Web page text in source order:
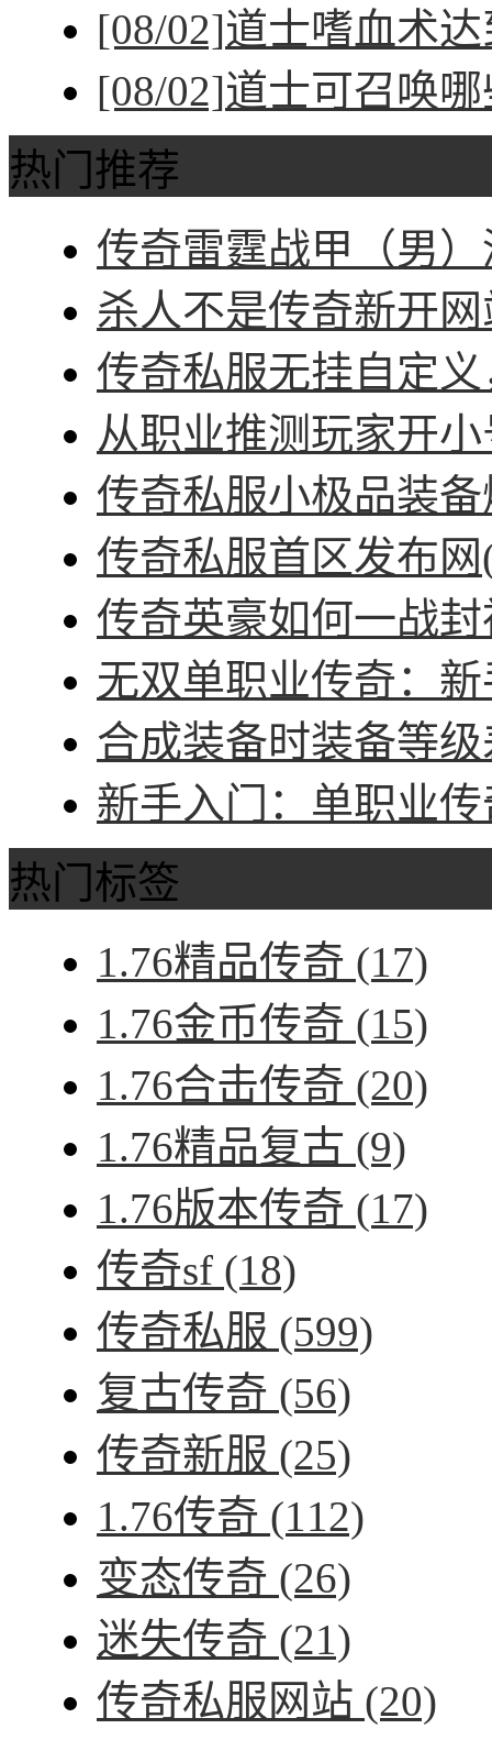
[08/02]道士嗜血术
[08/02]道士可召唤
热门推荐
传奇雷霆战甲（男
杀人不是传奇新开
传奇私服无挂自定
从职业推测玩家开
传奇私服小极品装
传奇私服首区发布网
传奇英豪如何一战
无双单职业传奇：
合成装备时装备等
新手入门：单职业
热门标签
1.76精品传奇 (17)
1.76金币传奇 (15)
1.76合击传奇 (20)
1.76精品复古 (9)
1.76版本传奇 (17)
传奇sf (18)
传奇私服 (599)
复古传奇 (56)
传奇新服 (25)
1.76传奇 (112)
变态传奇 (26)
迷失传奇 (21)
传奇私服网站 (20)